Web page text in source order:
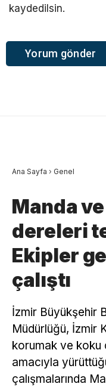
kaydedilsin.
Ana Sayfa › Genel
Manda
dereleri
Ekipler
çalıştı
İzmir Büyükşehir
Müdürlüğü, İzmir
korumak ve koku
amacıyla
çalışmalarında